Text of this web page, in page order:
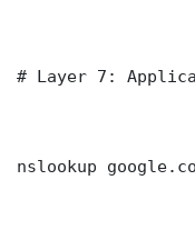
# Layer 7:
nslookup